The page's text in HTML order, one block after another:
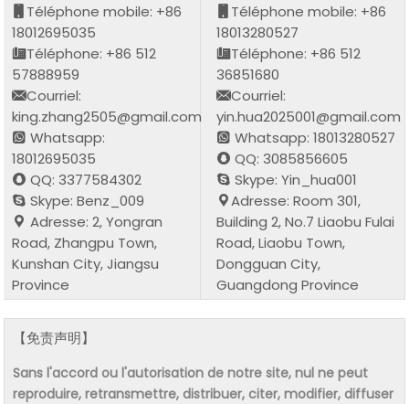
Téléphone mobile: +86
18012695035
Téléphone: +86 512
57888959
Courriel:
king.zhang2505@gmail.com
Whatsapp:
18012695035
QQ: 3377584302
Skype: Benz_009
Adresse: 2, Yongran
Road, Zhangpu Town,
Kunshan City, Jiangsu
Province
Téléphone mobile: +86
18013280527
Téléphone: +86 512
36851680
Courriel:
yin.hua2025001@gmail.com
Whatsapp: 18013280527
QQ: 3085856605
Skype: Yin_hua001
Adresse: Room 301,
Building 2, No.7 Liaobu Fulai
Road, Liaobu Town,
Dongguan City,
Guangdong Province
【免责声明】
Sans l'accord ou l'autorisation de notre site, nul ne peut
reproduire, retransmettre, distribuer, citer, modifier, diffuser